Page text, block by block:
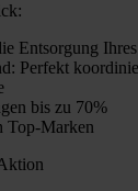
Entsorgung
Perfekt
bis zu 70%
Top-Marken